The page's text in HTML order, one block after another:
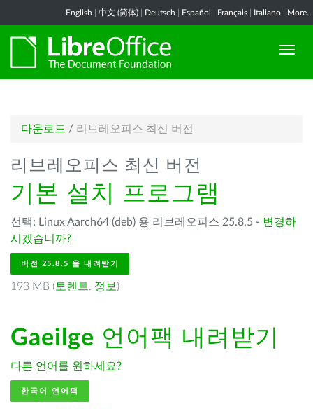
English 中文 (简体) Deutsch Español Français Italiano More...
다운로드 / 리브레오피스 최신 버전
리브레오피스 최신 버전
기본 설치 프로그램
선택: Linux Aarch64 (deb) 용 리브레오피스 25.8.5 - 변경하
시겠습니까?
버전 25.8.5 을 내려받기
193 MB ( 토렌트, 정보 )
Gaeilge 언어팩 내려받기
다른 언어를 원하세요?
한국어 언어팩